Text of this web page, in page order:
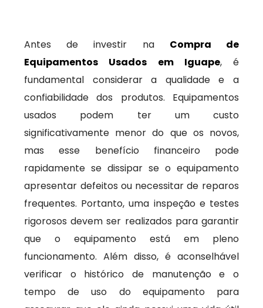
Antes de investir na Compra de
Equipamentos Usados em Iguape, é
fundamental considerar a qualidade e a
confiabilidade dos produtos. Equipamentos
usados podem ter um custo
significativamente menor do que os novos,
mas esse benefício financeiro pode
rapidamente se dissipar se o equipamento
apresentar defeitos ou necessitar de reparos
frequentes. Portanto, uma inspeção e testes
rigorosos devem ser realizados para garantir
que o equipamento está em pleno
funcionamento. Além disso, é aconselhável
verificar o histórico de manutenção e o
tempo de uso do equipamento para